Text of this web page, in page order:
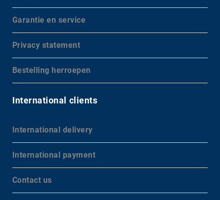
Garantie en service
Privacy statement
Bestelling herroepen
International clients
International delivery
International payment
Contact us